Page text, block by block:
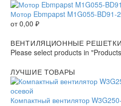
Мотор Ebmpapst M1G055-BD91-
от0,00 ₽
ВЕНТИЛЯЦИОННЫЕ РЕШЕТКИ
Please select products in
ЛУЧШИЕ ТОВАРЫ
Компактный вентилятор